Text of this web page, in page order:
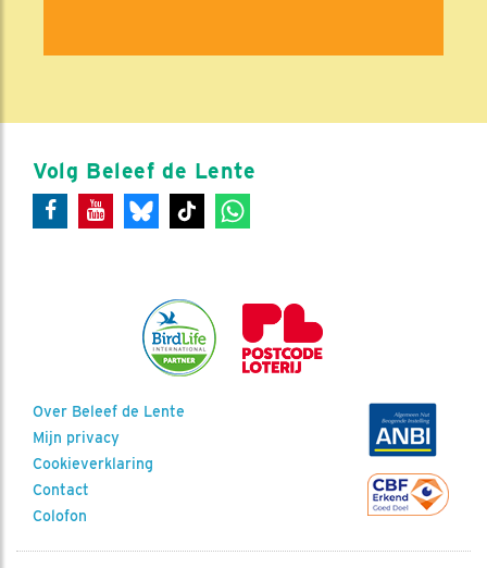
Volg Beleef de Lente
Over Beleef de Lente
Mijn privacy
Cookieverklaring
Contact
Colofon